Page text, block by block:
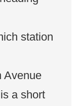
station
Avenue
a short